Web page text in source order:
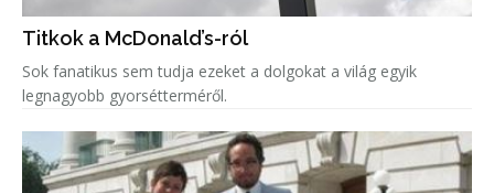
Titkok a McDonald’s-ról
Sok fanatikus sem tudja ezeket a dolgokat a világ egyik
legnagyobb gyorsétterméről.